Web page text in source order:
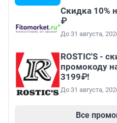
Скидка 10%
₽
До 31 августа,
ROSTIC'S -
промокоду
3199₽!
До 31 августа,
Все